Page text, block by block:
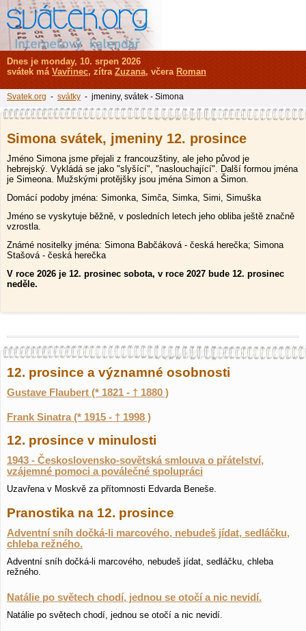
Simona svátek, jmeniny 12. prosince
Jméno Simona jsme přejali z francouzštiny, ale jeho původ je
hebrejský. Vykládá se jako "slyšící", "naslouchající". Další formou jména
je Simeona. Mužskými protějšky jsou jména Simon a Šimon.
Domácí podoby jména: Simonka, Simča, Simka, Simi, Simuška
Jméno se vyskytuje běžně, v posledních letech jeho obliba ještě značně
vzrostla.
Známé nositelky jména: Simona Babčáková - česká herečka; Simona
Stašová - česká herečka
V roce 2026 je 12. prosinec sobota, v roce 2027 bude 12. prosinec
neděle.
12. prosince a významné osobnosti
Gustave Flaubert (* 1821 - † 1880 )
Frank Sinatra (* 1915 - † 1998 )
12. prosince v minulosti
1943 - Československo-sovětská smlouva o přátelství,
vzájemné pomoci a poválečné spolupráci
Uzavřena v Moskvě za přítomnosti Edvarda Beneše.
Pranostika na 12. prosince
Adventní sníh dočká-li marcového, nebudeš jídat, sedláčku,
chleba režného.
Adventní sníh dočká-li marcového, nebudeš jídat, sedláčku, chleba
režného.
Natálie po světech chodí, jednou se otočí a nic nevidí.
Natálie po světech chodí, jednou se otočí a nic nevidí.
Dnes je monday, 10. srpen 2026
svátek má Vavřinec, zítra Zuzana, včera Roman
Svatek.org - svátky - jmeniny, svátek - Simona